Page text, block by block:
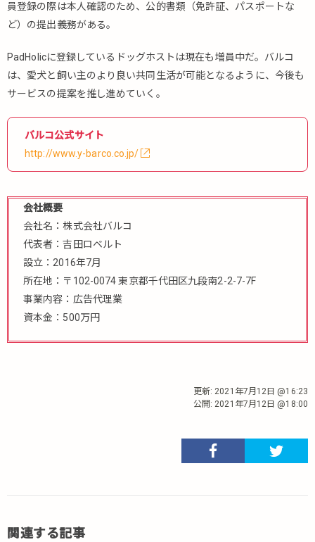
員登録の際は本人確認のため、公的書類（免許証、パスポートな
ど）の提出義務がある。
PadHolicに登録しているドッグホストは現在も増員中だ。バルコ
は、愛犬と飼い主のより良い共同生活が可能となるように、今後も
サービスの提案を推し進めていく。
バルコ公式サイト
http://www.y-barco.co.jp/
会社概要
会社名：株式会社バルコ
代表者：吉田ロベルト
設立：2016年7月
所在地：〒102-0074 東京都千代田区九段南2-2-7-7F
事業内容：広告代理業
資本金：500万円
更新: 2021年7月12日 @16:23
公開: 2021年7月12日 @18:00
関連する記事